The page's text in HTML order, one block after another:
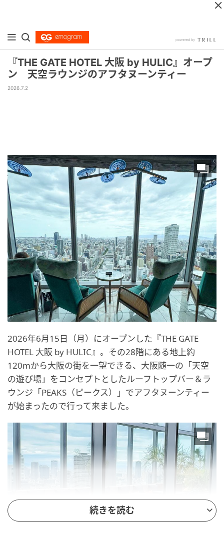
『THE GATE HOTEL 大阪 by HULIC』オープ
ン 天空ラウンジのアフタヌーンティー
2026.7.2
2026年6月15日（月）にオープンした『THE GATE
HOTEL 大阪 by HULIC』。その28階にある地上約
120mから大阪の街を一望できる、大阪随一の「天空
の遊び場」をコンセプトとしたルーフトップバー＆ラ
ウンジ「PEAKS（ピークス）」でアフタヌーンティー
が始まったので行って来ました。
続きを読む